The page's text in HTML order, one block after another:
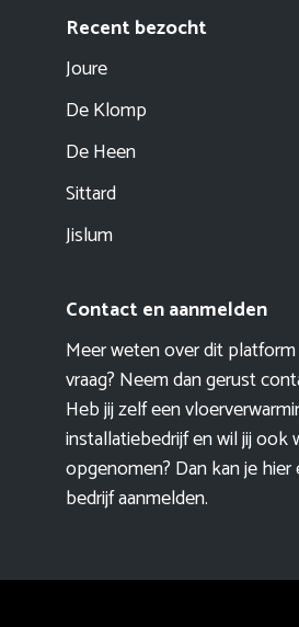
Recent bezocht
Joure
De Klomp
De Heen
Sittard
Jislum
Contact en aanmelden
Meer weten over dit
vraag? Neem dan gerust
Heb jij zelf een
installatiebedrijf en wil jij ook
opgenomen? Dan kan je
bedrijf aanmelden.